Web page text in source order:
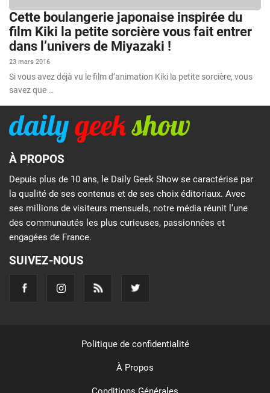
Cette boulangerie japonaise inspirée du
film Kiki la petite sorcière vous fait entrer
dans l’univers de Miyazaki !
23 mars 2016
Si vous avez déjà vu le film d’animation Kiki la petite sorcière, vous
savez que …
À PROPOS
Depuis plus de 10 ans, le Daily Geek Show se caractérise par
la qualité de ses contenus et de ses choix éditoriaux. Avec
ses millions de visiteurs mensuels, notre média réunit l’une
des communautés les plus curieuses, passionnées et
engagées de France.
SUIVEZ-NOUS
Politique de confidentialité
À Propos